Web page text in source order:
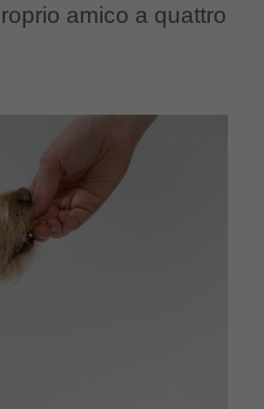
amico a quattro